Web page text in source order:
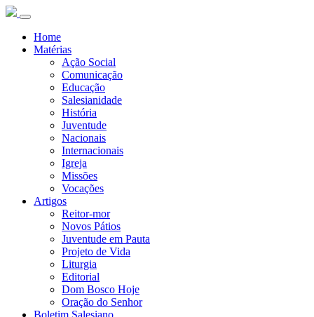
Home
Matérias
Ação Social
Comunicação
Educação
Salesianidade
História
Juventude
Nacionais
Internacionais
Igreja
Missões
Vocações
Artigos
Reitor-mor
Novos Pátios
Juventude em Pauta
Projeto de Vida
Liturgia
Editorial
Dom Bosco Hoje
Oração do Senhor
Boletim Salesiano